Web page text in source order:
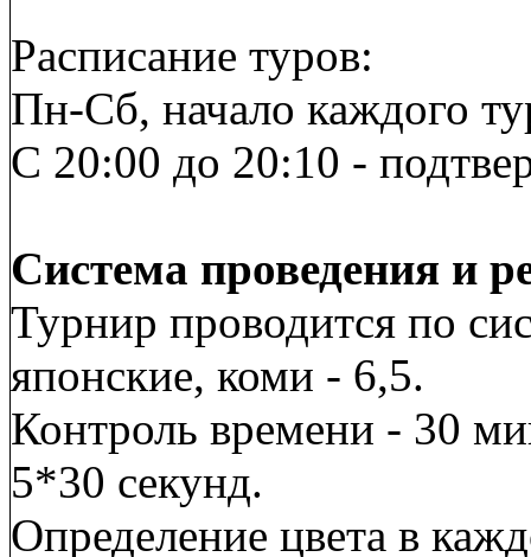
Расписание туров:
Пн-Сб, начало каждого
С 20:00 до 20:10 -
Система проведения и
Турнир проводится по
японские, коми - 6,5.
Контроль времени - 30
5*30 секунд.
Определение цвета в